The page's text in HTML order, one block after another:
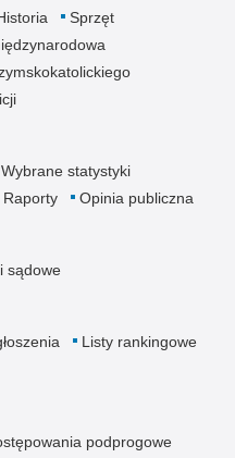
Sprzęt
Wybrane statystyki
Raporty Opinia publiczna
sądowe
Listy rankingowe
podprogowe